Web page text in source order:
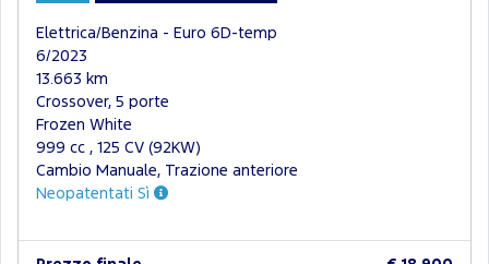
Elettrica/Benzina - Euro 6D-temp
6/2023
13.663 km
Crossover, 5 porte
Frozen White
999 cc , 125 CV (92KW)
Cambio Manuale, Trazione anteriore
Neopatentati Sì